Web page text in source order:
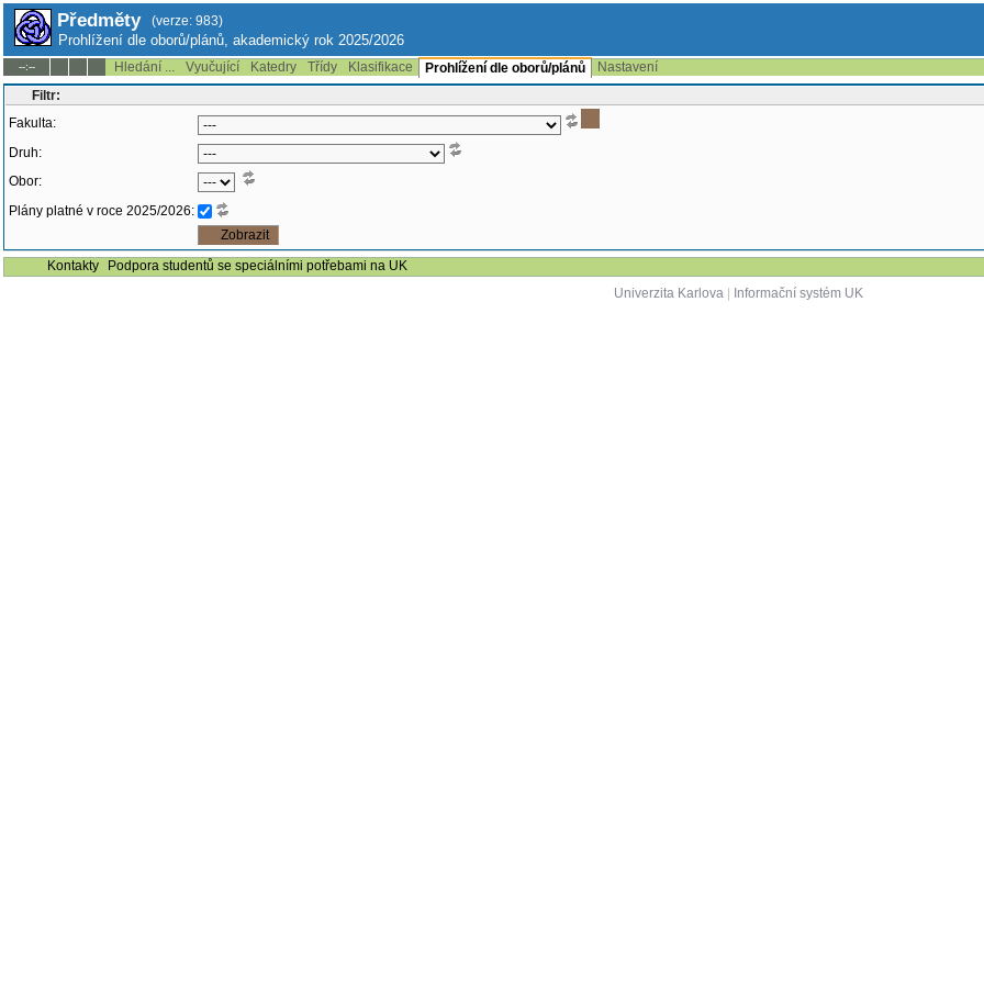
Předměty (verze: 983)
Prohlížení dle oborů/plánů, akademický rok 2025/2026
--:-- Hledání ... Vyučující Katedry Třídy Klasifikace Prohlížení dle oborů/plánů
Nastavení
Filtr:
Fakulta:
Druh:
Obor:
Plány platné v roce 2025/2026:
Kontakty
Podpora studentů se speciálními potřebami na UK
Univerzita Karlova| Informační systém UK